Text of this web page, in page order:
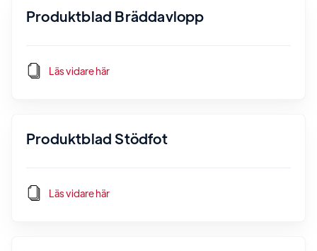
Produktblad Bräddavlopp
Läs vidare här
Produktblad Stödfot
Läs vidare här